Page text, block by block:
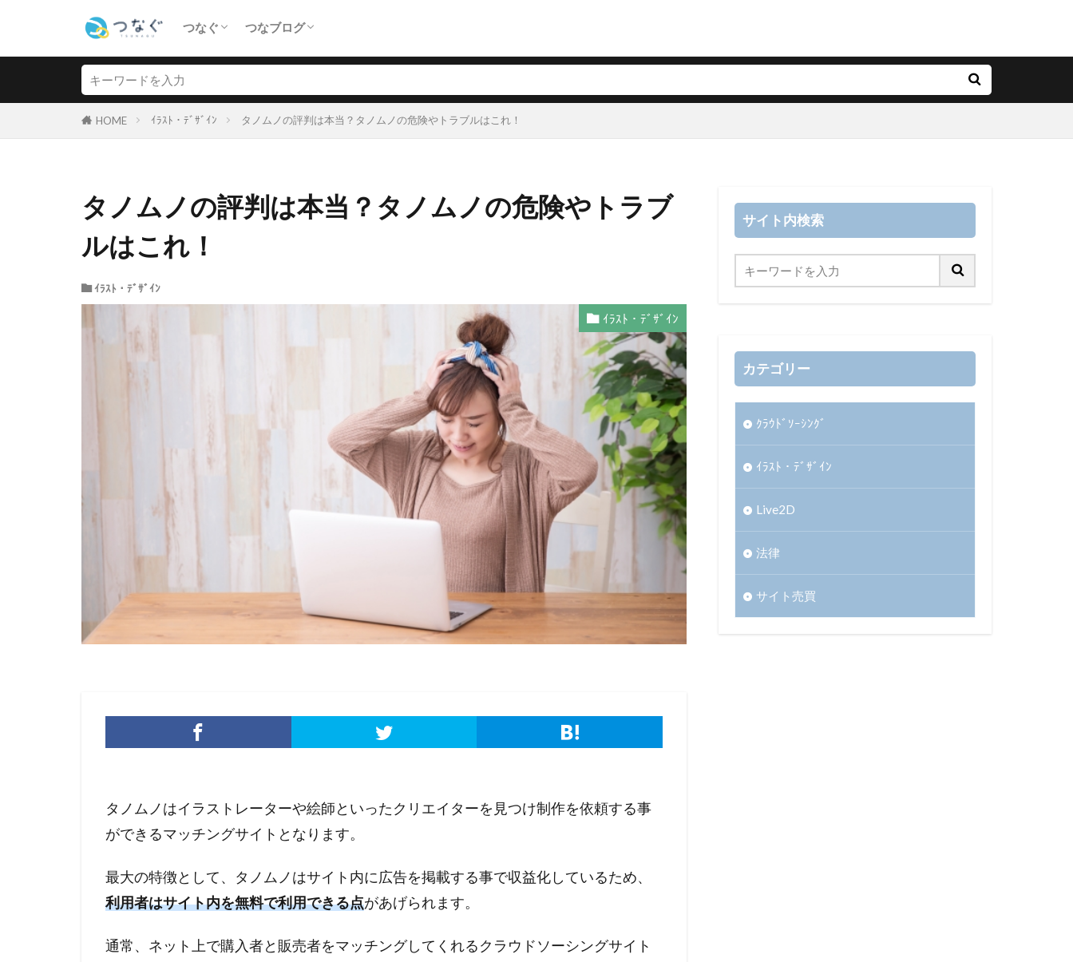
つなぐ
コミッション
つなブログ
サイト売買
ｸﾗｳﾄﾞｿｰｼﾝｸﾞ
ｲﾗｽﾄ・ﾃﾞｻﾞｲﾝ
Live2D
法律
その他
HOME ｲﾗｽﾄ・ﾃﾞｻﾞｲﾝ タノムノの評判は本当？タノムノの危険やトラブルはこれ！
タノムノの評判は本当？タノムノの危険やトラブ
ルはこれ！
ｲﾗｽﾄ・ﾃﾞｻﾞｲﾝ
ｲﾗｽﾄ・ﾃﾞｻﾞｲﾝ
タノムノはイラストレーターや絵師といったクリエイターを見つけ制作を依頼する事
ができるマッチングサイトとなります。
最大の特徴として、タノムノはサイト内に広告を掲載する事で収益化しているため、
利用者はサイト内を無料で利用できる点があげられます。
通常、ネット上で購入者と販売者をマッチングしてくれるクラウドソーシングサイト
サイト内検索
カテゴリー
ｸﾗｳﾄﾞｿｰｼﾝｸﾞ
ｲﾗｽﾄ・ﾃﾞｻﾞｲﾝ
Live2D
法律
サイト売買